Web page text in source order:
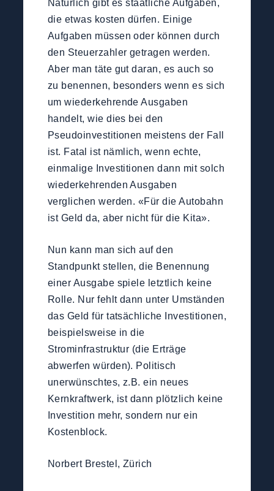
Natürlich gibt es staatliche Aufgaben,
die etwas kosten dürfen. Einige
Aufgaben müssen oder können durch
den Steuerzahler getragen werden.
Aber man täte gut daran, es auch so
zu benennen, besonders wenn es sich
um wiederkehrende Ausgaben
handelt, wie dies bei den
Pseudoinvestitionen meistens der Fall
ist. Fatal ist nämlich, wenn echte,
einmalige Investitionen dann mit solch
wiederkehrenden Ausgaben
verglichen werden. «Für die Autobahn
ist Geld da, aber nicht für die Kita».
Nun kann man sich auf den
Standpunkt stellen, die Benennung
einer Ausgabe spiele letztlich keine
Rolle. Nur fehlt dann unter Umständen
das Geld für tatsächliche Investitionen,
beispielsweise in die
Strominfrastruktur (die Erträge
abwerfen würden). Politisch
unerwünschtes, z.B. ein neues
Kernkraftwerk, ist dann plötzlich keine
Investition mehr, sondern nur ein
Kostenblock.
Norbert Brestel, Zürich